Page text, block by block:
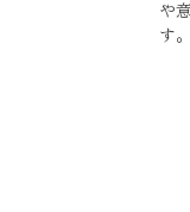
や
す